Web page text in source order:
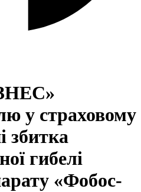
у страховому
збитка
гибелі
«Фобос-